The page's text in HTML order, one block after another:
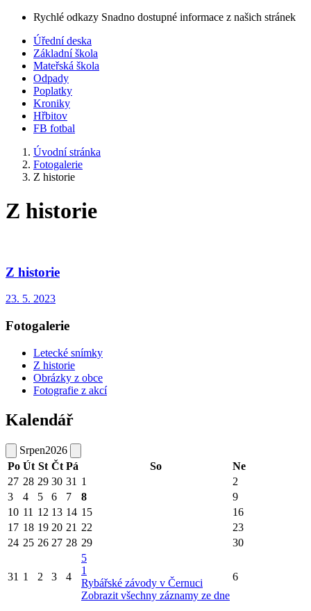
Rychlé odkazy Snadno dostupné informace z našich stránek
Úřední deska
Základní škola
Mateřská škola
Odpady
Poplatky
Kroniky
Hřbitov
FB fotbal
Úvodní stránka
Fotogalerie
Z historie
Z historie
Z historie
23. 5. 2023
Fotogalerie
Letecké snímky
Z historie
Obrázky z obce
Fotografie z akcí
Kalendář
Srpen2026
Po Út St Čt Pá So
Ne
27 28 29 30 31 1
2
3
4 5 6 7 8
9
10 11 12 13 14 15
16
17 18 19 20 21 22
23
24 25 26 27 28 29 30
31 1 2 3 4
5
1
Rybářské závody v Černuci
Zobrazit všechny záznamy ze dne
6